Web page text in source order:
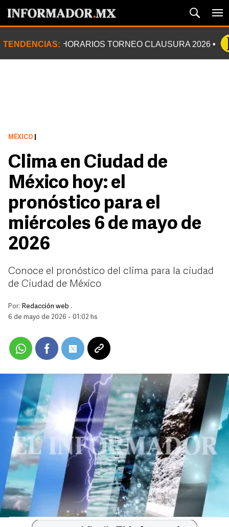
TENDENCIAS: HORARIOS TORNEO CLAUSURA 2026
MÉXICO
Clima en Ciudad de
México hoy: el
pronóstico para el
miércoles 6 de mayo de
2026
Conoce el pronóstico del clima para la ciudad
de Ciudad de México
Por: Redacción web .
6 de mayo de 2026 - 01:02 hs